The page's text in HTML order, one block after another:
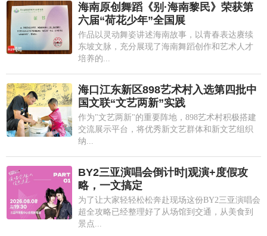
海南原创舞蹈《别·海南黎民》荣获第
六届“荷花少年”全国展
作品以灵动舞姿讲述海南故事，以青春表达赓续
东坡文脉，充分展现了海南舞蹈创作和艺术人才
培养的...
海口江东新区898艺术村入选第四批中
国文联“文艺两新”实践
作为"文艺两新"的重要阵地，898艺术村积极搭建
交流展示平台，将优秀新文艺群体和新文艺组织
纳...
BY2三亚演唱会倒计时|观演+度假攻
略，一文搞定
为了让大家轻轻松松奔赴现场这份BY2三亚演唱会
超全攻略已经整理好了从场馆到交通，从美食到
景点...